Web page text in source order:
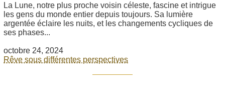
La Lune, notre plus proche voisin céleste, fascine et intrigue
les gens du monde entier depuis toujours. Sa lumière
argentée éclaire les nuits, et les changements cycliques de
ses phases...
octobre 24, 2024
Rêve sous différentes perspectives